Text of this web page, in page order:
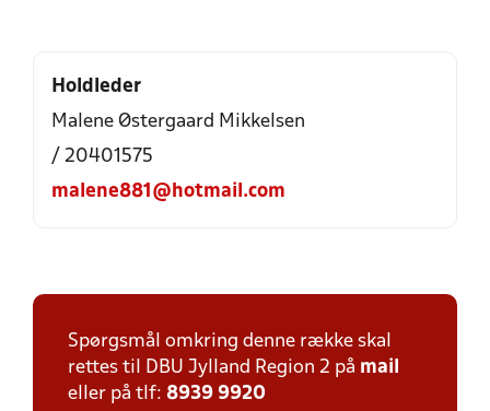
Holdleder
Malene Østergaard Mikkelsen
/ 20401575
malene881@hotmail.com
Spørgsmål omkring denne række skal
rettes til DBU Jylland Region 2 på mail
eller på tlf: 8939 9920